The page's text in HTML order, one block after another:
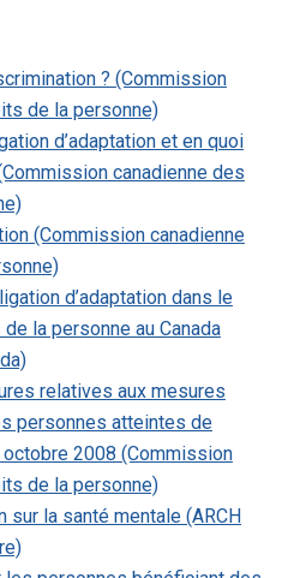
? (Commission
de la personne)
d’adaptation et en quoi
canadienne des
(Commission canadienne
d’adaptation dans le
la personne au Canada
relatives aux mesures
personnes atteintes de
2008 (Commission
de la personne)
sur la santé mentale (ARCH